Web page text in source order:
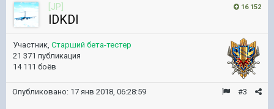
16 152
[JP]
lDKDl
Участник, Старший бета-тестер
21 371 публикация
14 111 боёв
#3
Опубликовано: 17 янв 2018, 06:28:59